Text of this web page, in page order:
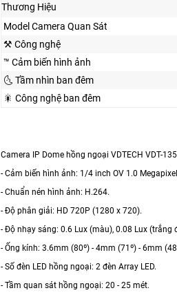
Thương Hiệu
Model Camera Quan Sát
⚒ Công nghệ
™️ Cảm biến hình ảnh
🌜 Tầm nhìn ban đêm
🎇 Công nghệ ban đêm
Camera IP Dome hồng ngoại VDTECH VDT-
- Cảm biến hình ảnh: 1/4 inch OV 1.0 Megapixel
- Chuẩn nén hình ảnh: H.264.
- Độ phân giải: HD 720P (1280 x 720).
- Độ nhạy sáng: 0.6 Lux (màu), 0.08 Lux (trắng
- Ống kính: 3.6mm (80º) - 4mm (71º) - 6mm
- Số đèn LED hồng ngoại: 2 đèn Array LED.
- Tầm quan sát hồng ngoại: 20 - 25 mét.